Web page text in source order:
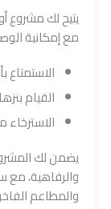
يتيح لك مشروع
مع إمكانية
القيام
الاسترخاء
يضمن لك
والرفاهية، مع
والمطاعم